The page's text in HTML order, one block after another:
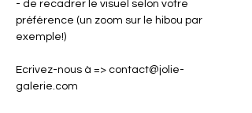
- de recadrer le visuel selon votre
préférence (un zoom sur le hibou par
exemple!)
Ecrivez-nous à => contact@jolie-
galerie.com